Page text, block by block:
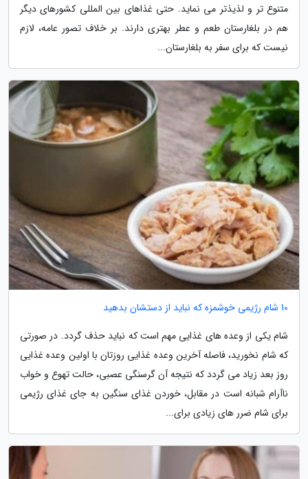
متنوع تر و لذیذتر می نماید. حتی غذاهای بین المللی کشورهای دیگر
هم در بلغارستان طعم و عطر بهتری دارند. بر خلاف تصور عامه، لازم
نیست که برای سفر به بلغارستان...
10 شام رژیمی خوشمزه که نباید از دستشان بدهید
شام یکی از وعده های غذایی مهم است که نباید حذف گردد. در صورتی
که شام نخورید، فاصله آخرین وعده غذایی روزتان با اولین وعده غذایی
روز بعد زیاد می گردد که نتیجه آن گرسنگی عصبی، حالت تهوع و خواب
ناآرام شبانه است در مقابل، خوردن غذای سنگین به جای غذای رژیمی
برای شام ضرر های زیادی برای...